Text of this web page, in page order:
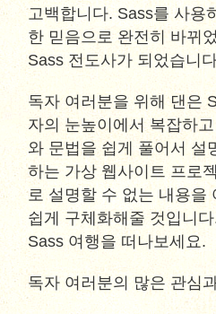
고백합니다. Sass를 사용
한 믿음으로 완전히 바뀌
Sass 전도사가 되었습니
독자 여러분을 위해 댄은
자의 눈높이에서 복잡하
와 문법을 쉽게 풀어서 설
하는 가상 웹사이트 프로
로 설명할 수 없는 내용을
쉽게 구체화해줄 것입니
Sass 여행을 떠나보세요.
독자 여러분의 많은 관심